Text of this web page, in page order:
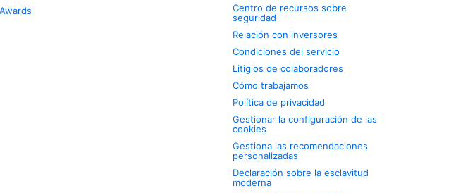
Centro de recursos sobre
seguridad
Relación con inversores
Condiciones del servicio
Litigios de colaboradores
Cómo trabajamos
Política de privacidad
Gestionar la configuración de las
cookies
Gestiona las recomendaciones
personalizadas
Declaración sobre la esclavitud
moderna